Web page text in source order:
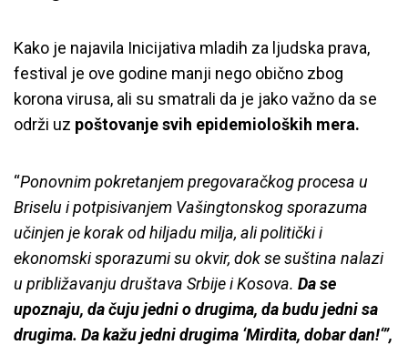
Kako je najavila Inicijativa mladih za ljudska prava,
festival je ove godine manji nego obično zbog
korona virusa, ali su smatrali da je jako važno da se
održi uz poštovanje svih epidemioloških mera.
“Ponovnim pokretanjem pregovaračkog procesa u
Briselu i potpisivanjem Vašingtonskog sporazuma
učinjen je korak od hiljadu milja, ali politički i
ekonomski sporazumi su okvir, dok se suština nalazi
u približavanju društava Srbije i Kosova. Da se
upoznaju, da čuju jedni o drugima, da budu jedni sa
drugima. Da kažu jedni drugima ‘Mirdita, dobar dan!‘”,